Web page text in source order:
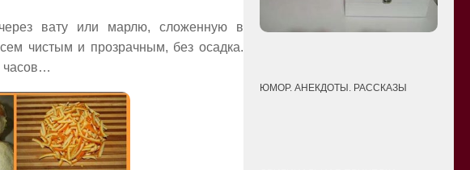
вату или марлю, сложенную в
чистым и прозрачным, без осадка.
часов…
ЮМОР. АНЕКДОТЫ. РАССКАЗЫ